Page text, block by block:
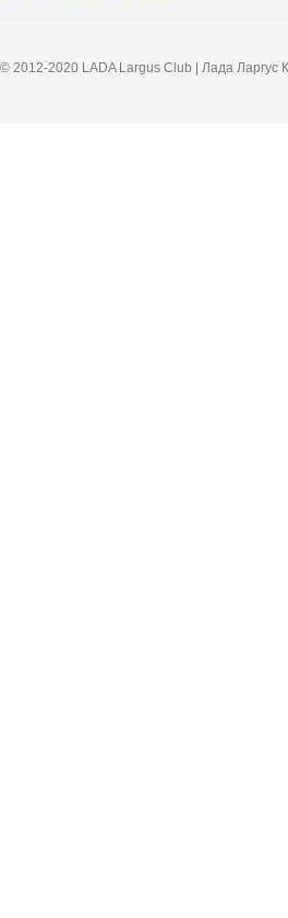
© 2012-2020 LADA Largus Club | Лада Ларгус